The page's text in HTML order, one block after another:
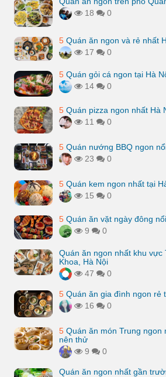
18
0
5 Quán ăn ngon và rẻ nhất
17
0
5 Quán gỏi cá ngon tại Hà
14
0
5 Quán pizza ngon nhất Hà
11
0
5 Quán nướng BBQ ngon
23
0
5 Quán kem ngon nhất tại
15
0
5 Quán ăn vặt ngày đông
9
0
Quán ăn ngon nhất khu vực
Khoa, Hà Nội
47
0
5 Quán ăn gia đình ngon rẻ
16
0
5 Quán ăn món Trung ngon
nên thử
9
0
Quán ăn ngon nhất gần